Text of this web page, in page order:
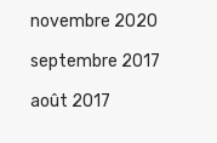
novembre 2020
septembre 2017
août 2017